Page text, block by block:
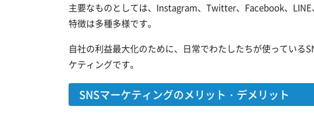
主要なものとしては、Instagram、Twitter、Facebook、
特徴は多種多様です。
自社の利益最大化のために、日常でわたしたちが使っている
ケティングです。
SNSマーケティングのメリット・デメリット